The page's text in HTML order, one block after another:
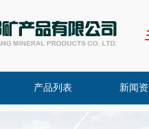
产品列表 新闻